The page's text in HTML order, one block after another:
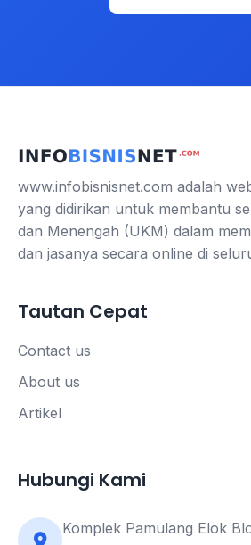
www.infobisnisnet.com adalah
yang didirikan untuk membantu
dan Menengah (UKM) dalam
dan jasanya secara online di
Tautan Cepat
Contact us
About us
Artikel
Hubungi Kami
Komplek Pamulang Elok